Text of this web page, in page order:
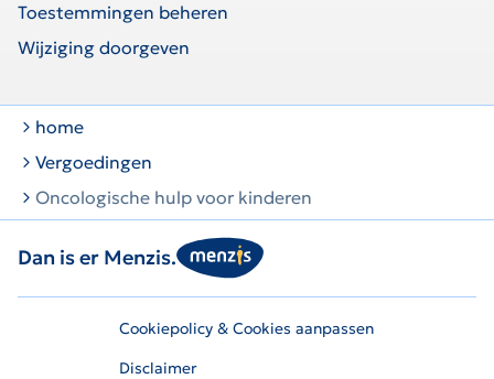
Toestemmingen beheren
Wijziging doorgeven
home
Vergoedingen
Oncologische hulp voor kinderen
Dan is er Menzis.
Cookiepolicy & Cookies aanpassen
Disclaimer